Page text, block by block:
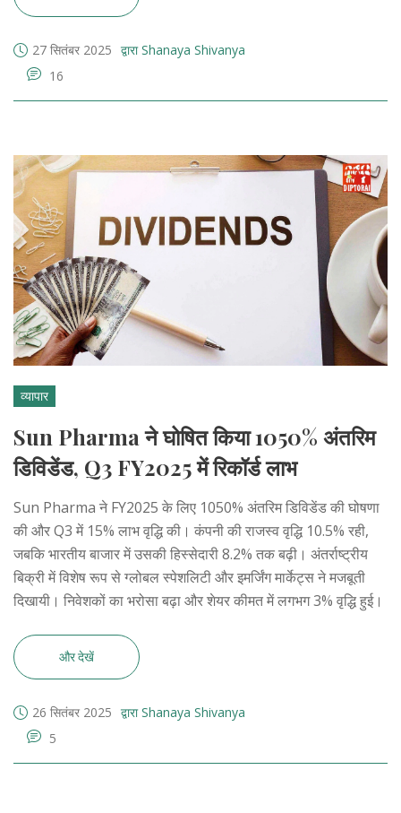
27 सितंबर 2025 द्वारा Shanaya Shivanya
16
व्यापार
Sun Pharma ने घोषित किया 1050% अंतरिम
डिविडेंड, Q3 FY2025 में रिकॉर्ड लाभ
Sun Pharma ने FY2025 के लिए 1050% अंतरिम डिविडेंड की घोषणा
की और Q3 में 15% लाभ वृद्धि की। कंपनी की राजस्व वृद्धि 10.5% रही,
जबकि भारतीय बाजार में उसकी हिस्सेदारी 8.2% तक बढ़ी। अंतर्राष्ट्रीय
बिक्री में विशेष रूप से ग्लोबल स्पेशलिटी और इमर्जिंग मार्केट्स ने मजबूती
दिखायी। निवेशकों का भरोसा बढ़ा और शेयर कीमत में लगभग 3% वृद्धि हुई।
और देखें
26 सितंबर 2025 द्वारा Shanaya Shivanya
5